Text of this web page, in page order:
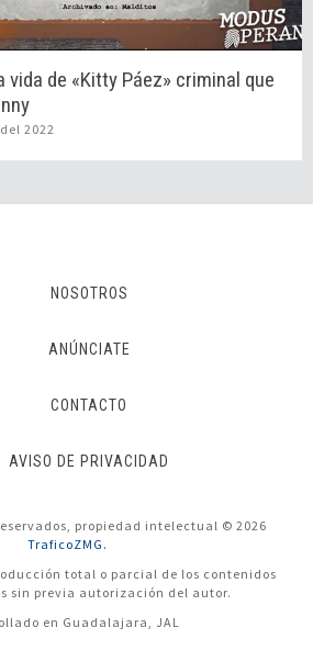
de «Kitty Páez» criminal que
2022
NOSOTROS
ANÚNCIATE
CONTACTO
AVISO DE PRIVACIDAD
propiedad intelectual © 2026
TraficoZMG.
total o parcial de los contenidos
sin previa autorización del autor.
en Guadalajara, JAL